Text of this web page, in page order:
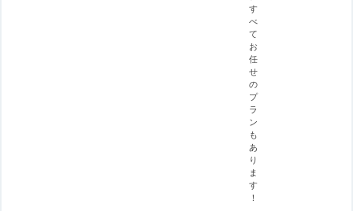
す
べ
て
お
任
せ
の
プ
ラ
ン
も
あ
り
ま
す
！